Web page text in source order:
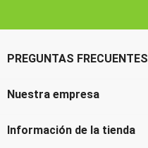
PREGUNTAS FRECUENTES
Nuestra empresa
Información de la tienda